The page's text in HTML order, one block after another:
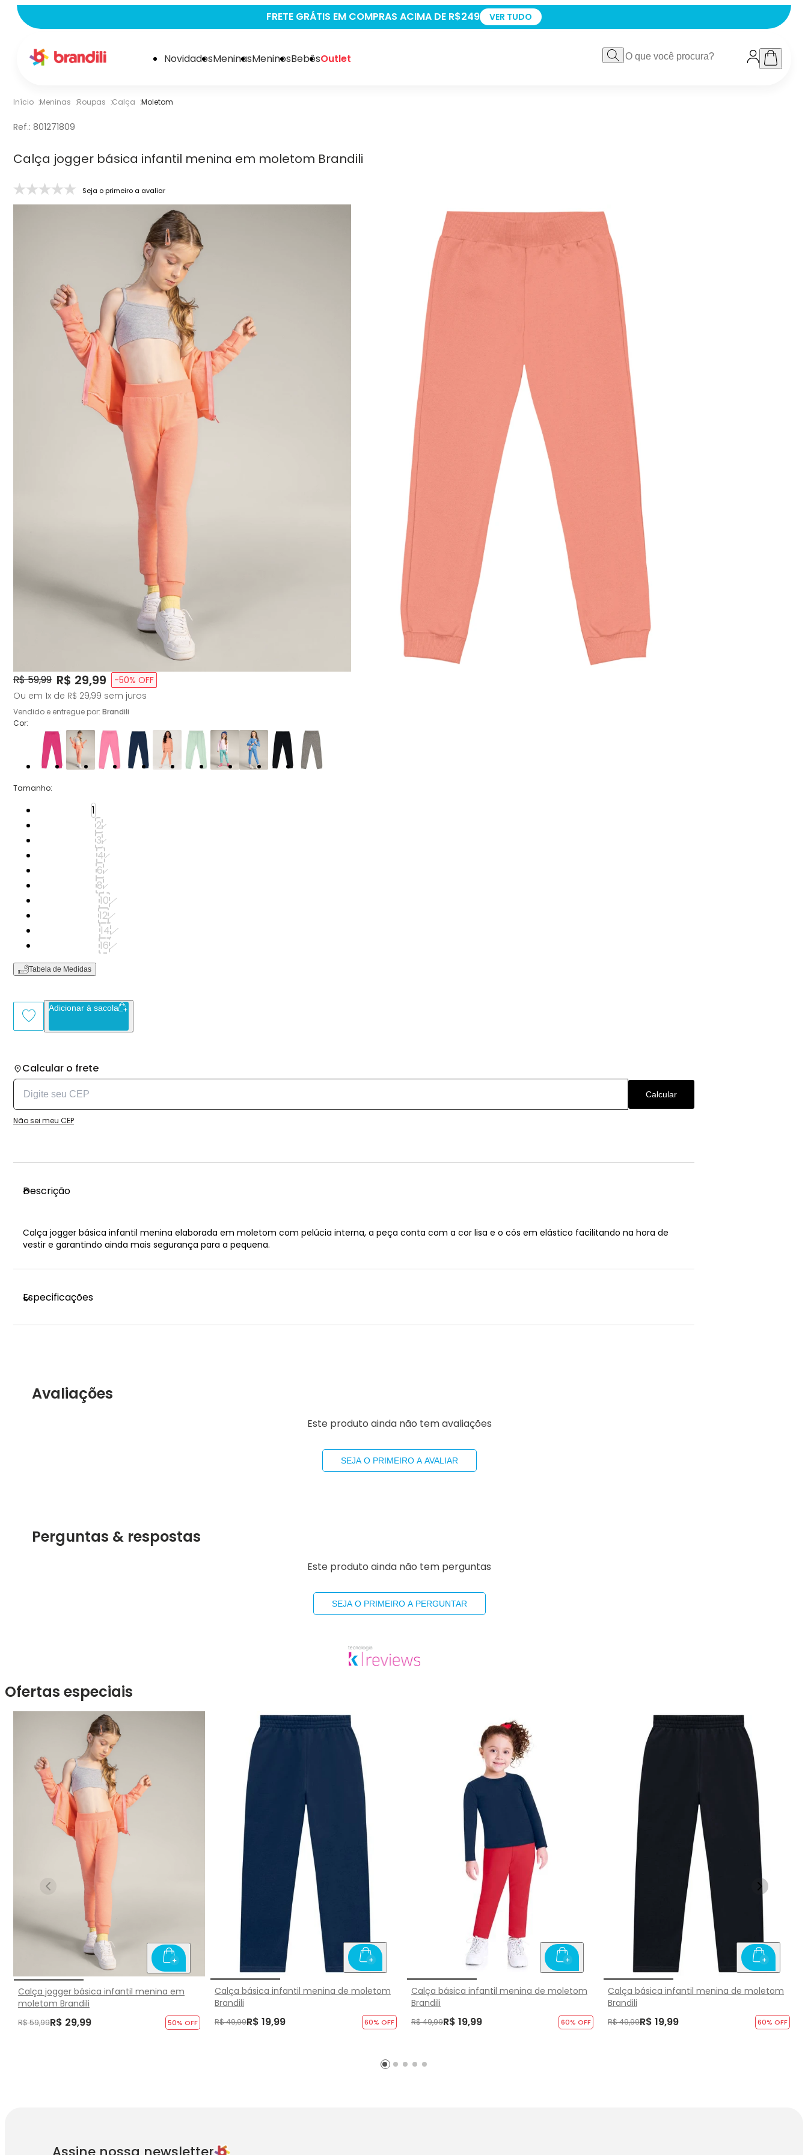
+5% OFF PAGANDO NO PIX
NovidadesMeninasMeninosBebêsOutlet
Início Meninas Roupas Calça Moletom
Ref.: 801271809
Calça jogger básica infantil menina em moletom Brandili
Seja o primeiro a avaliar
Original Price:
R$ 59,99 Price:
R$ 29,99 -50% OFF
Ou em 1x de R$ 29,99 sem juros
Vendido e entregue por: Brandili
Cor:
Tamanho:
1
2
3
4
6
8
10
12
14
16
Tabela de Medidas
Adicionar à sacola
Calcular o frete
Calcular
Não sei meu CEP
Descrição
Calça jogger básica infantil menina elaborada em moletom com pelúcia interna, a peça conta com a cor lisa e o cós em elástico facilitando na hora de
vestir e garantindo ainda mais segurança para a pequena.
Especificações
Avaliações
Este produto ainda não tem avaliações
SEJA O PRIMEIRO A AVALIAR
Perguntas & respostas
Este produto ainda não tem perguntas
SEJA O PRIMEIRO A PERGUNTAR
Ofertas especiais
Calça jogger básica infantil menina em
moletom Brandili
R$ 59,99R$ 29,99 50% OFF
Calça básica infantil menina de moletom
Brandili
R$ 49,99R$ 19,99 60% OFF
Calça básica infantil menina de moletom
Brandili
R$ 49,99R$ 19,99 60% OFF
Calça básica infantil menina de moletom
Brandili
R$ 49,99R$ 19,99 60% OFF